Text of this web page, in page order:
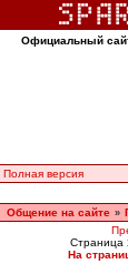
Официальный
Полная версия
Общение на сайте »
Страница
На